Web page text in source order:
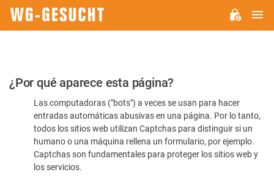
Por
favor,
confirme
humano
¿Por qué aparece esta página?
Las computadoras ("bots") a veces se usan para hacer
entradas automáticas abusivas en una página. Por lo tanto,
todos los sitios web utilizan Captchas para distinguir si un
humano o una máquina rellena un formulario, por ejemplo.
Captchas son fundamentales para proteger los sitios web y
los servicios.